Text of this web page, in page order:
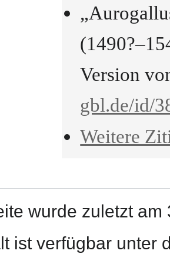
Version
gbl.de/id/
Weitere
wurde zuletzt
ist verfügbar unter